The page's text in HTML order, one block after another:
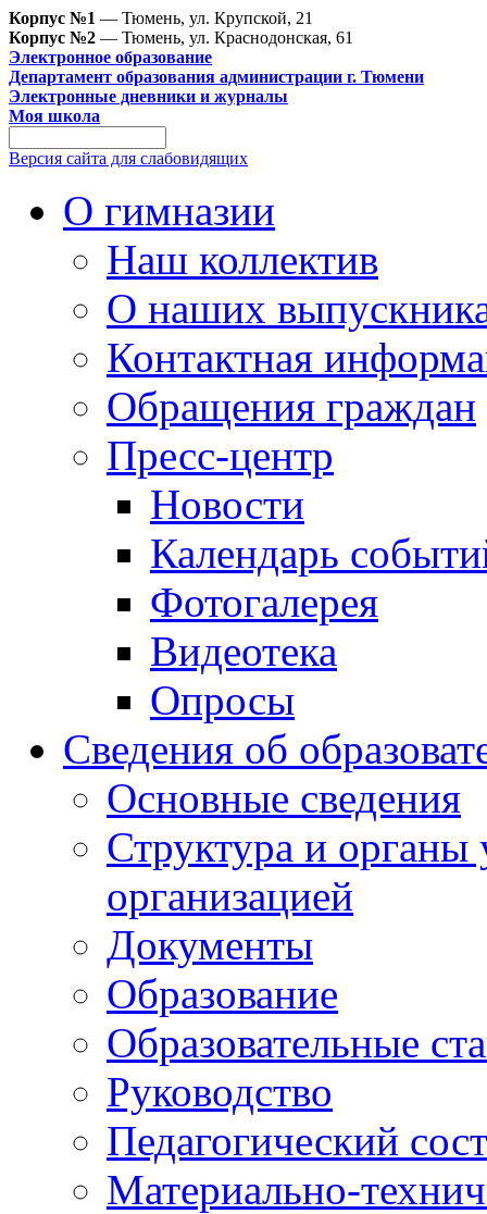
Корпус №1 — Тюмень, ул. Крупской, 21
Корпус №2 — Тюмень, ул. Краснодонская, 61
Электронное образование
Департамент образования администрации г. Тюмени
Электронные дневники и журналы
Моя школа
Версия сайта для слабовидящих
О гимназии
Наш коллектив
О наших
Контактная
Обращения граждан
Пресс-центр
Новости
Календарь
Фотогалерея
Видеотека
Опросы
Сведения об
Основные сведения
Структура и органы
организацией
Документы
Образование
Образовательные
Руководство
Педагогический
Материально-